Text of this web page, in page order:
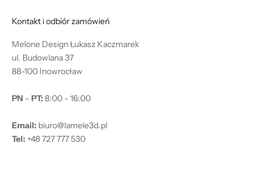
Kontakt i odbiór zamówień
Melone Design Łukasz Kaczmarek
ul. Budowlana 37
88-100 Inowrocław
PN – PT:8:00 - 16:00
Email: biuro@lamele3d.pl
Tel: +48 727 777 530